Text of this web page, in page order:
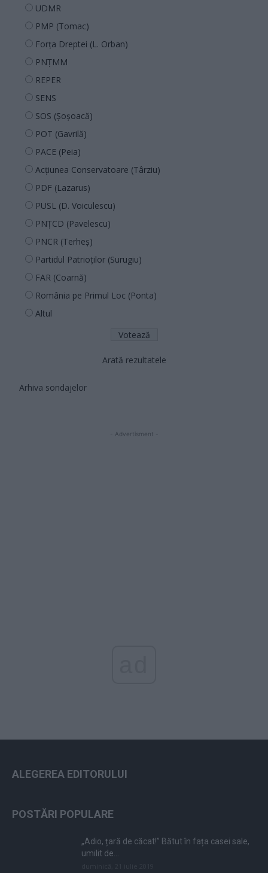
UDMR
PMP (Tomac)
Forța Dreptei (L. Orban)
PNȚMM
REPER
SENS
SOS (Șoșoacă)
POT (Gavrilă)
PACE (Peia)
Acțiunea Conservatoare (Târziu)
PDF (Lazarus)
PUSL (D. Voiculescu)
PNȚCD (Pavelescu)
PNCR (Terheș)
Partidul Patrioților (Surugiu)
FAR (Coarnă)
România pe Primul Loc (Ponta)
Altul
Arată rezultatele
Arhiva sondajelor
- Advertisment -
ALEGEREA EDITORULUI
POSTĂRI POPULARE
„Adio, țară de căcat!” Bătut în fața casei sale,
umilit de...